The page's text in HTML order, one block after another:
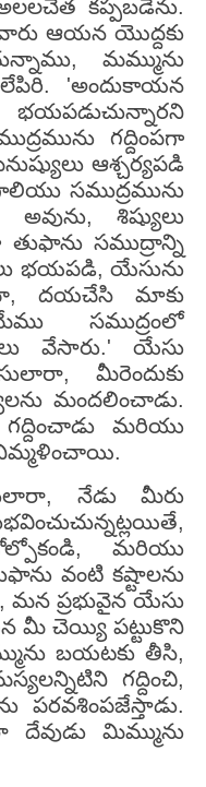
కప్పబడెను.
వారు ఆయన యొద్దకు
మమ్మును
'అందుకాయన
భయపడుచున్నారని
గద్దింపగా
ఆశ్చర్యపడి
సముద్రమును
అవును, శిష్యులు
సముద్రాన్ని
భయపడి, యేసును
దయచేసి మాకు
సముద్రంలో
వేసారు.' యేసు
మీరెందుకు
మందలించాడు.
మరియు
నేడు మీరు
మరియు
వంటి కష్టాలను
మన ప్రభువైన యేసు
మీ చెయ్యి పట్టుకొని
బయటకు తీసి,
గద్దించి,
పరవశింపజేస్తాడు.
మిమ్మును